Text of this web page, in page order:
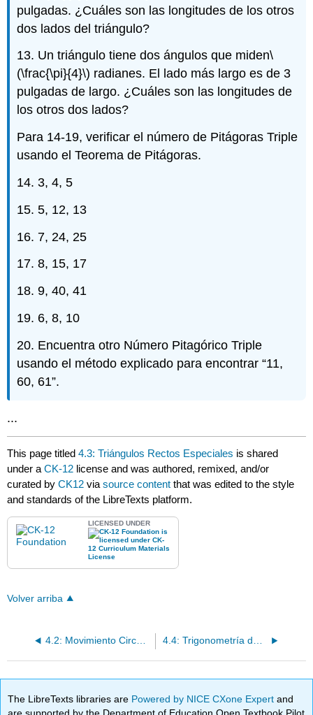
pulgadas. ¿Cuáles son las longitudes de los otros
dos lados del triángulo?
13. Un triángulo tiene dos ángulos que miden\
(\frac{\pi}{4}\) radianes. El lado más largo es de 3
pulgadas de largo. ¿Cuáles son las longitudes de
los otros dos lados?
Para 14-19, verificar el número de Pitágoras Triple
usando el Teorema de Pitágoras.
14. 3, 4, 5
15. 5, 12, 13
16. 7, 24, 25
17. 8, 15, 17
18. 9, 40, 41
19. 6, 8, 10
20. Encuentra otro Número Pitagórico Triple
usando el método explicado para encontrar “11,
60, 61”.
...
This page titled4.3: Triángulos Rectos Especiales is shared
under aCK-12 license and was authored, remixed, and/or
curated byCK12 viasource content that was edited to the style
and standards of the LibreTexts platform.
LICENSED UNDER
Volver arriba
4.2: Movimiento Circular y Análisis Dimensional
The LibreTexts libraries are Powered by NICE CXone Expertand